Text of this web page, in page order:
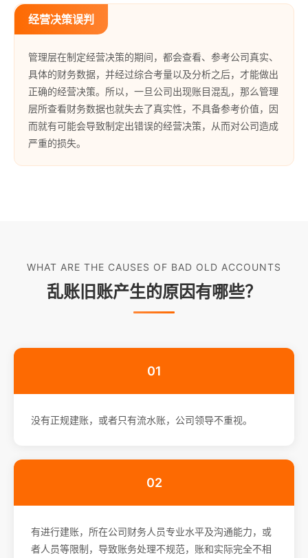
经营决策误判
管理层在制定经营决策的期间，都会查看、参考公司真实、
具体的财务数据，并经过综合考量以及分析之后，才能做出
正确的经营决策。所以，一旦公司出现账目混乱，那么管理
层所查看财务数据也就失去了真实性，不具备参考价值，因
而就有可能会导致制定出错误的经营决策，从而对公司造成
严重的损失。
WHAT ARE THE CAUSES OF BAD OLD ACCOUNTS
乱账旧账产生的原因有哪些？
01
没有正规建账，或者只有流水账，公司领导不重视。
02
有进行建账，所在公司财务人员专业水平及沟通能力，或
者人员等限制，导致账务处理不规范，账和实际完全不相